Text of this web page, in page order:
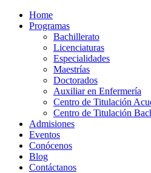
Home
Programas
Bachillerato
Licenciaturas
Especialidades
Maestrías
Doctorados
Auxiliar en Enfermería
Centro de Titulación
Centro de Titulación
Admisiones
Eventos
Conócenos
Blog
Contáctanos